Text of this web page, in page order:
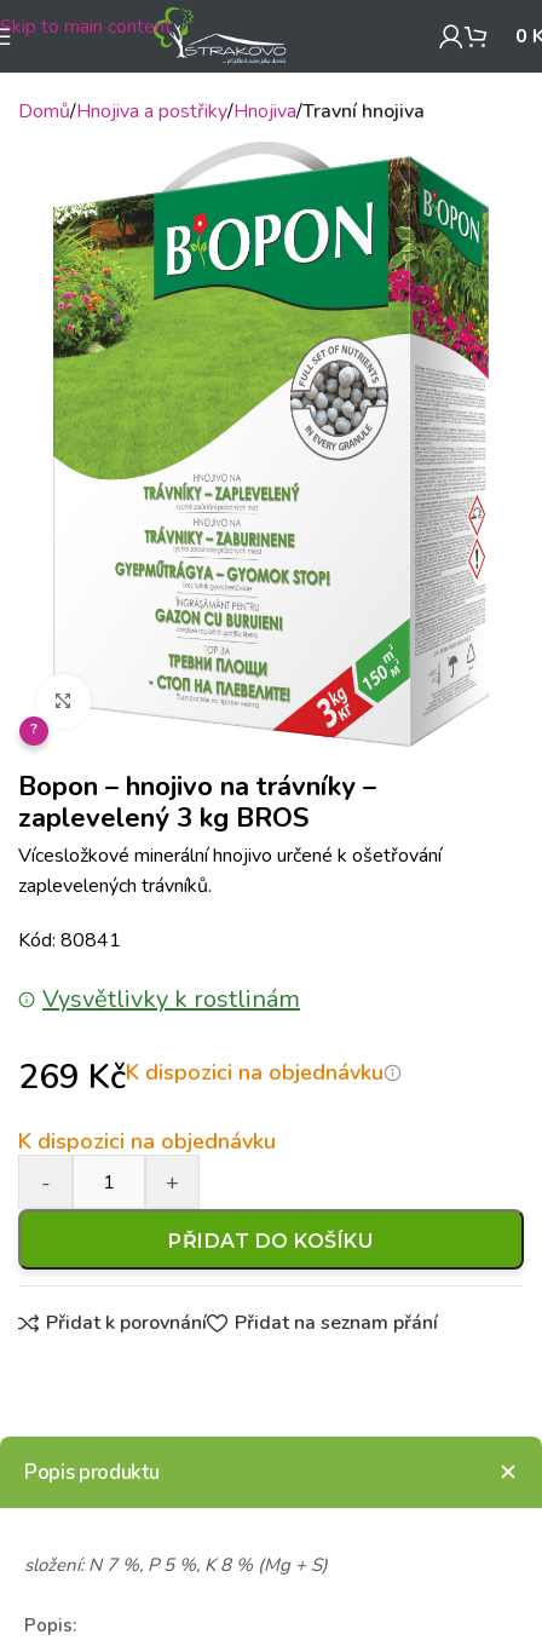
Skip to main content 0
Domů Hnojiva a postřiky Hnojiva Travní hnojiva
Klikněte pro zvětšení
?
Bopon – hnojivo na trávníky –
zaplevelený 3 kg BROS
Vícesložkové minerální hnojivo určené k ošetřování
zaplevelených trávníků.
Kód: 80841
Vysvětlivky k rostlinám
269 KčK dispozici na objednávku
K dispozici na objednávku
PŘIDAT DO KOŠÍKU
Přidat k porovnání Přidat na seznam přání
Popis produktu
složení: N 7 %, P 5 %, K 8 % (Mg + S)
Popis: